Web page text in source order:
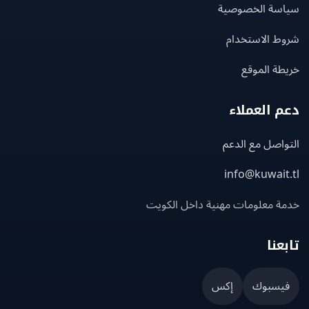
الخصوصية
الاستخدام
الموقع
العملاء
مع الدعم
معلومات مهنية داخل الكويت
إكس